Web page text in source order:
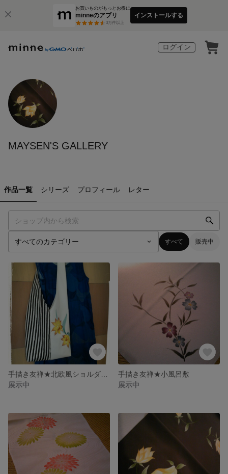
お買いものがもっとお得に
minneのアプリ
3万件以上
インストールする
ログイン
MAYSEN'S GALLERY
作品一覧 シリーズ プロフィール レター
すべて 販売中
展示中
手描き友禅★小風呂敷
展示中